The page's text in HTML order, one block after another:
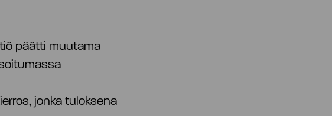
päätti muutama
jonka tuloksena